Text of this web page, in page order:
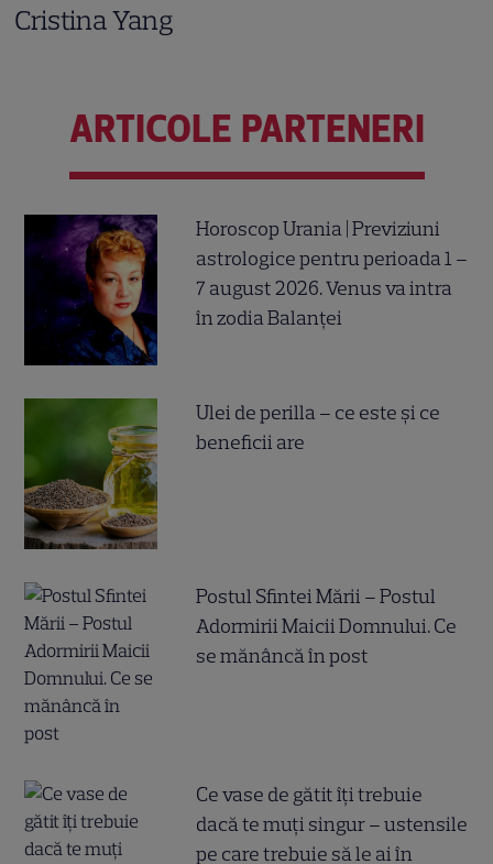
Cristina Yang
ARTICOLE PARTENERI
Horoscop Urania | Previziuni
astrologice pentru perioada 1 –
7 august 2026. Venus va intra
în zodia Balanței
Ulei de perilla – ce este și ce
beneficii are
Postul Sfintei Mării – Postul
Adormirii Maicii Domnului. Ce
se mănâncă în post
Ce vase de gătit îți trebuie
dacă te muți singur – ustensile
pe care trebuie să le ai în